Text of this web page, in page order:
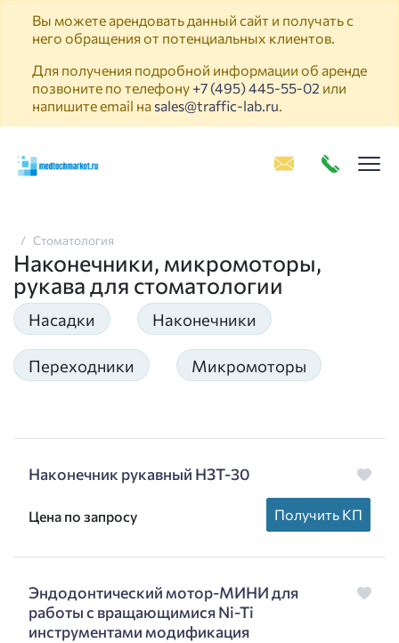
Вы можете арендовать данный сайт и получать с
него обращения от потенциальных клиентов.
Для получения подробной информации об аренде
позвоните по телефону +7 (495) 445-55-02 или
напишите email на sales@traffic-lab.ru.
Стоматология
Наконечники, микромоторы,
рукава для стоматологии
Насадки Наконечники
Переходники Микромоторы
Наконечник рукавный НЗТ-30
Цена по запросу Получить КП
Эндодонтический мотор-МИНИ для
работы с вращающимися Ni-Ti
инструментами модификация